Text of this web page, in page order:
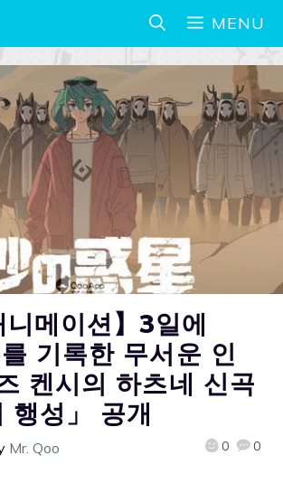
MENU
니메이션】3일에
기록한 무서운 인
켄시의 하츠네 신곡
행성」 공개
Mr. Qoo 0 0